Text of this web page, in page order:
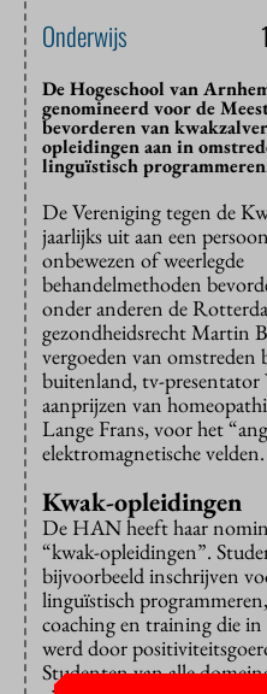
Onderwijs
De Hogeschool van
genomineerd voor de
bevorderen van
opleidingen aan in
linguïstisch
De Vereniging tegen de
jaarlijks uit aan een
onbewezen of weerlegde
behandelmethoden
onder anderen de
gezondheidsrecht Martin
vergoeden van omstreden
buitenland, tv-
aanprijzen van
Lange Frans, voor het
elektromagnetische velden.
Kwak-opleidingen
De HAN heeft haar
“kwak-opleidingen”.
bijvoorbeeld inschrijven
linguïstisch
coaching en training die
werd door
Studenten van alle